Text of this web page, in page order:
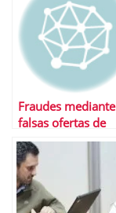
Fraudes mediante
falsas ofertas de
trabajo